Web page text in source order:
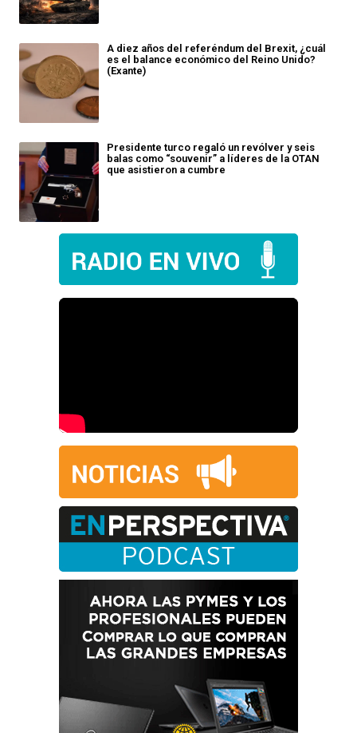
A diez años del referéndum del Brexit, ¿cuál
es el balance económico del Reino Unido?
(Exante)
Presidente turco regaló un revólver y seis
balas como “souvenir” a líderes de la OTAN
que asistieron a cumbre